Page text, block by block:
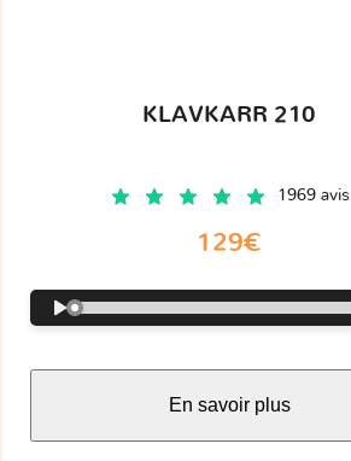
KLAVKARR 210
1969 avis
129€
En savoir plus